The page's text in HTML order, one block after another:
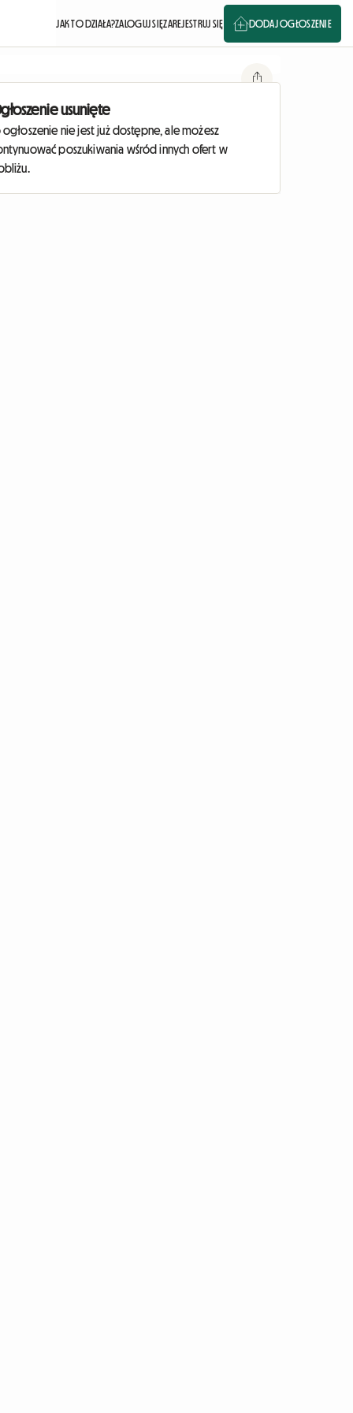
JAK TO DZIAŁA?ZALOGUJ SIĘZAREJESTRUJ SIĘ DODAJ OGŁOSZENIE
usunięte
ogłoszenie nie jest już dostępne, ale możesz
poszukiwania wśród innych ofert w